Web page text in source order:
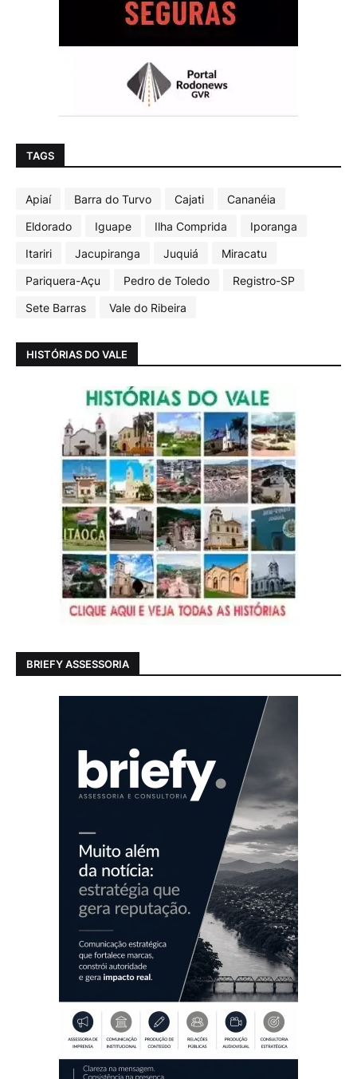
TAGS
Apiaí Barra do Turvo Cajati
Cananéia
Eldorado
Iguape Ilha Comprida
Iporanga
Itariri
Jacupiranga Juquiá
Miracatu
Pariquera-Açu
Pedro de Toledo
Registro-SP
Sete Barras
Vale do Ribeira
HISTÓRIAS DO VALE
BRIEFY ASSESSORIA